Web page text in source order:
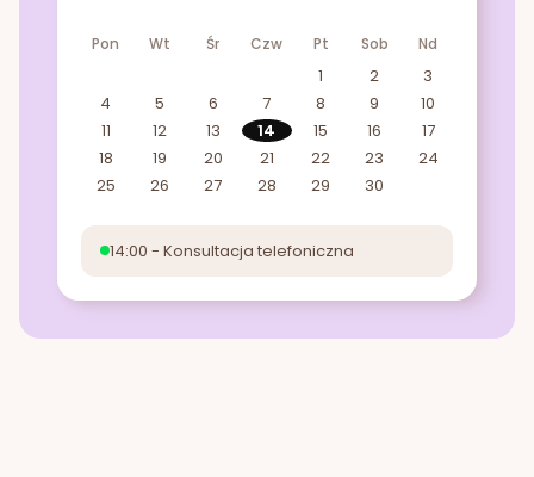
Pon Wt Śr Czw Pt Sob Nd
1 2
3
4
5 6 7 8 9
10
11
12 13 14 15 16
17
18
19 20 21 22 23
24
25
26 27 28 29 30
14:00 - Konsultacja telefoniczna